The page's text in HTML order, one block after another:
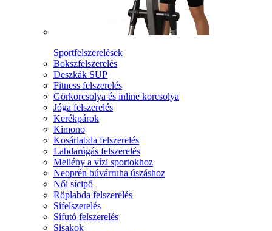
Sportfelszerelések
Bokszfelszerelés
Deszkák SUP
Fitness felszerelés
Görkorcsolya és inline korcsolya
Jóga felszerelés
Kerékpárok
Kimono
Kosárlabda felszerelés
Labdarúgás felszerelés
Mellény a vízi sportokhoz
Neoprén búvárruha úszáshoz
Női sícipő
Röplabda felszerelés
Sífelszerelés
Sífutó felszerelés
Sisakok